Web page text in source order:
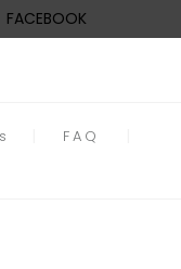
FACEBOOK
FAQ